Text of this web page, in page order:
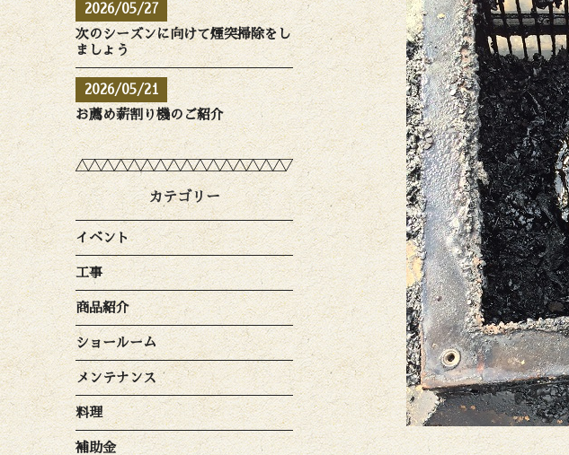
2026/05/27
次のシーズンに向けて煙突掃除をし
ましょう
2026/05/21
お薦め薪割り機のご紹介
カテゴリー
イベント
工事
商品紹介
ショールーム
メンテナンス
料理
補助金